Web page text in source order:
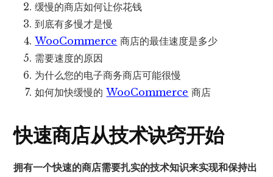
缓慢的商店如何让你花钱
到底有多慢才是慢
WooCommerce 商店的最佳速度是多少
需要速度的原因
为什么您的电子商务商店可能很慢
如何加快缓慢的WooCommerce 商店
快速商店从技术诀窍开始
拥有一个快速的商店需要扎实的技术知识来实现​​和保持出